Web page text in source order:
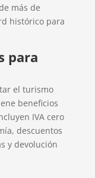
más de
histórico para
para
el turismo
beneficios
IVA cero
descuentos
y devolución